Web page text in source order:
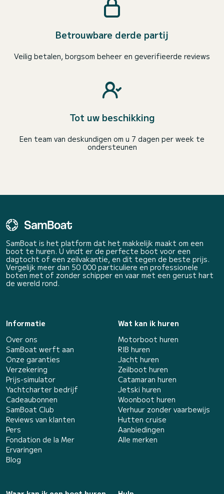
Betrouwbare derde partij
Veilig betalen, borgsom beheer en geverifieerde reviews
Tot uw beschikking
Een team van deskundigen om u 7 dagen per week te
ondersteunen
SamBoat is het platform dat het makkelijk maakt om een
boot te huren. U vindt er de perfecte boot voor een
dagtocht of een zeilvakantie, en dit tegen de beste prijs.
Vergelijk meer dan 50 000 particuliere en professionele
boten met of zonder schipper en vaar met een gerust hart
de wereld rond.
Informatie
Over ons
SamBoat werft aan
Onze garanties
Verzekering
Prijs-simulator
Yachtcharter bedrijf
Cadeaubonnen
SamBoat Club
Reviews van klanten
Pers
Fondation de la Mer
Ervaringen
Blog
Wat kan ik huren
Motorboot huren
RIB huren
Jacht huren
Zeilboot huren
Catamaran huren
Jetski huren
Woonboot huren
Verhuur zonder vaarbewijs
Hutten cruise
Aanbiedingen
Alle merken